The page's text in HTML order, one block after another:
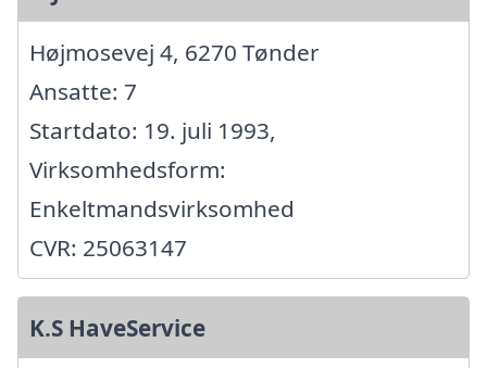
Højmosevej 4, 6270 Tønder
Ansatte: 7
Startdato: 19. juli 1993,
Virksomhedsform:
Enkeltmandsvirksomhed
CVR: 25063147
K.S HaveService